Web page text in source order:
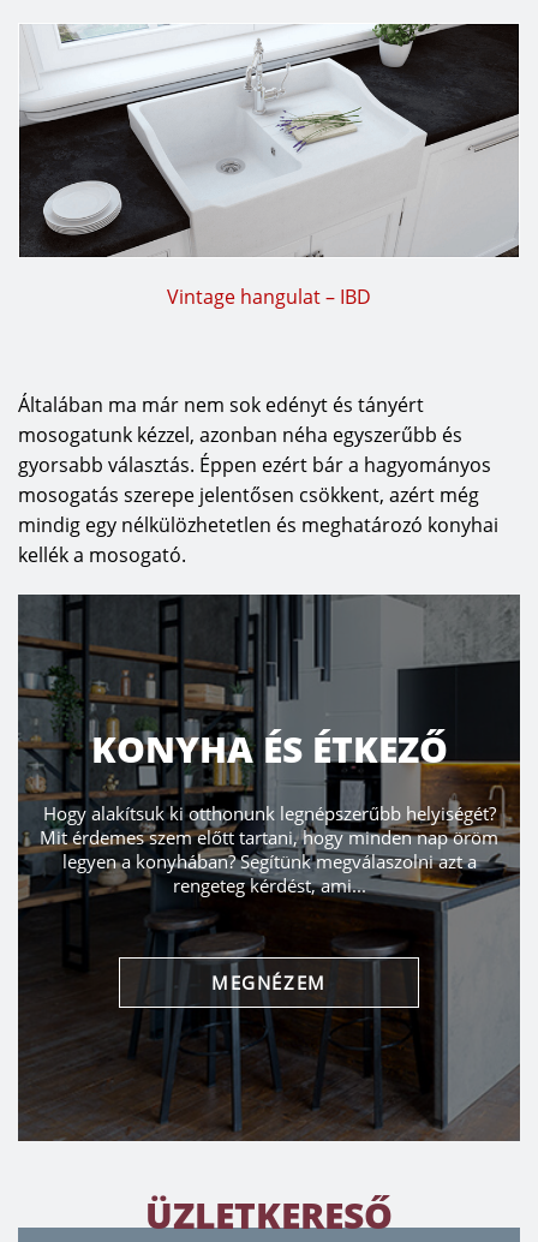
Vintage hangulat – IBD
Általában ma már nem sok edényt és tányért
mosogatunk kézzel, azonban néha egyszerűbb és
gyorsabb választás. Éppen ezért bár a hagyományos
mosogatás szerepe jelentősen csökkent, azért még
mindig egy nélkülözhetetlen és meghatározó konyhai
kellék a mosogató.
KONYHA ÉS ÉTKEZŐ
Hogy alakítsuk ki otthonunk legnépszerűbb helyiségét?
Mit érdemes szem előtt tartani, hogy minden nap öröm
legyen a konyhában? Segítünk megválaszolni azt a
rengeteg kérdést, ami...
MEGNÉZEM
ÜZLETKERESŐ